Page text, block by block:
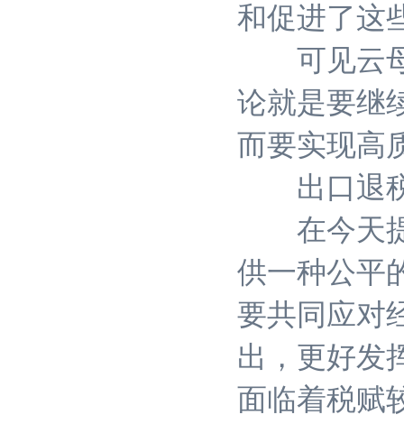
和促进了这
可见云母
论就是要继
而要实现高
出口退税
在今天提
供一种公平
要共同应对
出，更好发
面临着税赋